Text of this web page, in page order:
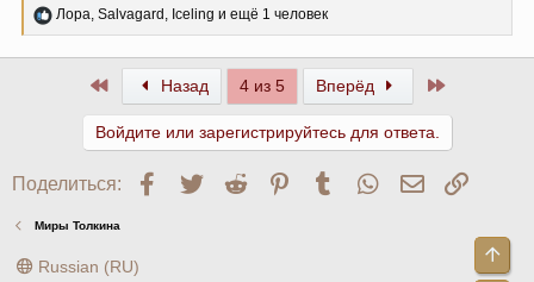
Р
е
Лора, Salvagard , Iceling и ещё 1 человек
ПервыйНазад 4 из 5 Вперёд Последний
Войдите или зарегистрируйтесь для ответа.
Поделиться: Facebook
Twitter Reddit PinterestTumblr WhatsApp
Миры Толкина
Russian (RU)